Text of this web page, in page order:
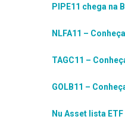
PIPE11 chega na
NLFA11 –
TAGC11 –
GOLB11 –
Nu Asset lista